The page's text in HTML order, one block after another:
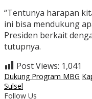
“Tentunya harapan
ini bisa mendukung
Presiden berkait
tutupnya.
Post Views: 1,041
Dukung Program MBG
Sulsel
Follow Us